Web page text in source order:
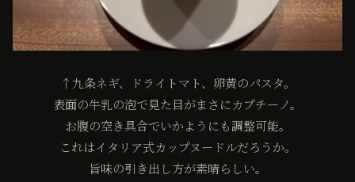
↑九条ネギ、ドライトマト、卵黄のパスタ。
表面の牛乳の泡で見た目がまさにカプチーノ。
お腹の空き具合でいかようにも調整可能。
これはイタリア式カップヌードルだろうか。
旨味の引き出し方が素晴らしい。